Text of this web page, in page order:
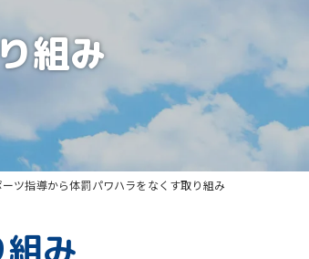
組み
ーツ指導から体罰パワハラをなくす取り組み